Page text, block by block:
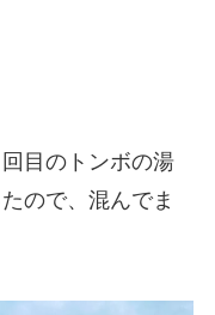
目のトンボの湯
ので、混んでま